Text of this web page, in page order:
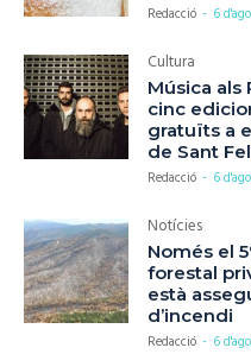
Redacció - 6
Cultura
Música als
cinc
gratuïts a
de Sant
Redacció - 6
Notícies
Només el
forestal
està
d’incendi
Redacció - 6